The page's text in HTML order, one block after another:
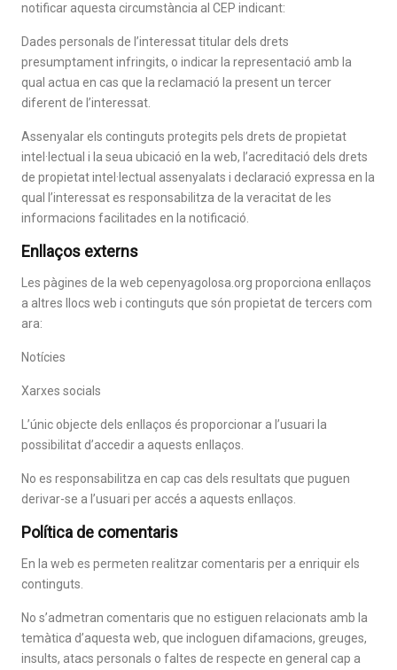
notificar aquesta circumstància al CEP indicant:
Dades personals de l’interessat titular dels drets
presumptament infringits, o indicar la representació amb la
qual actua en cas que la reclamació la present un tercer
diferent de l’interessat.
Assenyalar els continguts protegits pels drets de propietat
intel·lectual i la seua ubicació en la web, l’acreditació dels drets
de propietat intel·lectual assenyalats i declaració expressa en la
qual l’interessat es responsabilitza de la veracitat de les
informacions facilitades en la notificació.
Enllaços externs
Les pàgines de la web cepenyagolosa.org proporciona enllaços
a altres llocs web i continguts que són propietat de tercers com
ara:
Notícies
Xarxes socials
L’únic objecte dels enllaços és proporcionar a l’usuari la
possibilitat d’accedir a aquests enllaços.
No es responsabilitza en cap cas dels resultats que puguen
derivar-se a l’usuari per accés a aquests enllaços.
Política de comentaris
En la web es permeten realitzar comentaris per a enriquir els
continguts.
No s’admetran comentaris que no estiguen relacionats amb la
temàtica d’aquesta web, que incloguen difamacions, greuges,
insults, atacs personals o faltes de respecte en general cap a